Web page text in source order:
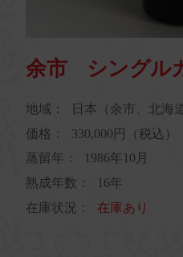
余市 シングル
地域：
日本（余市、北海
価格：
330,000円（税込）
蒸留年：
1986年10月
熟成年数：
16年
在庫状況：
在庫あり